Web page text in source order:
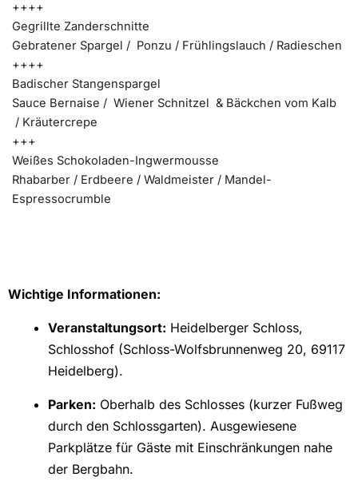
++++
Gegrillte Zanderschnitte
Gebratener Spargel / Ponzu / Frühlingslauch / Radieschen
++++
Badischer Stangenspargel
Sauce Bernaise / Wiener Schnitzel & Bäckchen vom Kalb
/ Kräutercrepe
+++
Weißes Schokoladen-Ingwermousse
Rhabarber / Erdbeere / Waldmeister / Mandel-
Espressocrumble
Wichtige Informationen:
Veranstaltungsort: Heidelberger Schloss,
Schlosshof (Schloss-Wolfsbrunnenweg 20, 69117
Heidelberg).
Parken: Oberhalb des Schlosses (kurzer Fußweg
durch den Schlossgarten). Ausgewiesene
Parkplätze für Gäste mit Einschränkungen nahe
der Bergbahn.